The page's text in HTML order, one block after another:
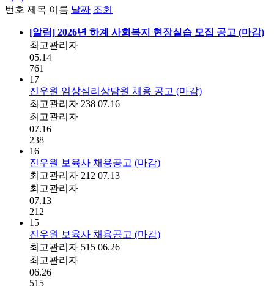
번호 제목 이름 날짜 조회
[알림] 2026년 하계 사회복지 현장실습 모집 공고 (마감)
최고관리자
05.14
761
17
진우원 임상심리상담원 채용 공고 (마감)
최고관리자 238 07.16
최고관리자
07.16
238
16
진우원 보육사 채용공고 (마감)
최고관리자 212 07.13
최고관리자
07.13
212
15
진우원 보육사 채용공고 (마감)
최고관리자 515 06.26
최고관리자
06.26
515